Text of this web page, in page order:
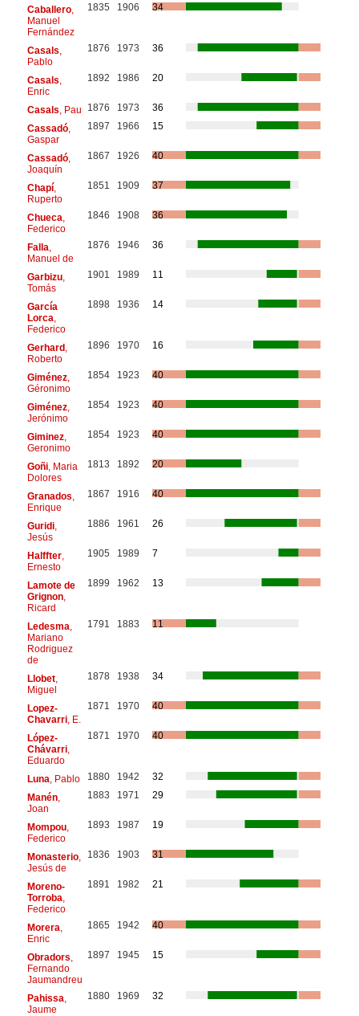
Caballero,
Manuel
Fernández
1835 1906 34
Casals
Pablo
1876 1973 36
Casals
Enric
1892 1986 20
Casals , Pau 1876 1973
36
Cassadó,
Gaspar
1897 1966 15
Cassadó,
Joaquín
1867 1926 40
Chapí,
Ruperto
1851 1909 37
Chueca
Federico
1846 1908 36
Falla
Manuel de
1876 1946 36
Garbizu,
Tomás
1901 1989 11
García
Lorca
Federico
1898 1936 14
Gerhard,
Roberto
1896 1970 16
Giménez,
Géronimo
1854 1923 40
Giménez,
Jerónimo
1854 1923 40
Giminez,
Geronimo
1854 1923 40
Goñi, Maria
Dolores
1813 1892 20
Granados
Enrique
1867 1916 40
Guridi,
Jesús
1886 1961 26
Halffter,
Ernesto
1905 1989 7
Lamote de
Grignon,
Ricard
1899 1962 13
Ledesma
Mariano
Rodriguez
de
1791 1883 11
Llobet,
Miguel
1878 1938 34
Lopez-
Chavarri, E.
1871 1970 40
López-
Chávarri,
Eduardo
1871 1970 40
Luna , Pablo 1880 1942
32
Manén,
Joan
1883 1971 29
Mompou,
Federico
1893 1987 19
Monasterio,
Jesús de
1836 1903 31
Moreno-
Torroba
Federico
1891 1982 21
Morera
Enric
1865 1942 40
Obradors
Fernando
Jaumandreu
1897 1945 15
Pahissa
Jaume
1880 1969 32